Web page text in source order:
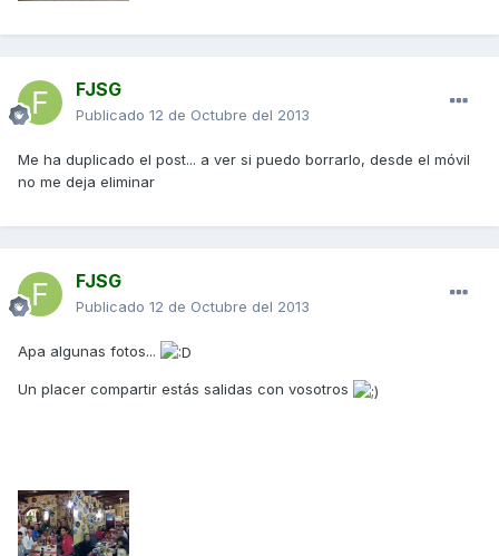
FJSG
Publicado 12 de Octubre del 2013
Me ha duplicado el post... a ver si puedo borrarlo, desde el móvil
no me deja eliminar
FJSG
Publicado 12 de Octubre del 2013
Apa algunas fotos...
Un placer compartir estás salidas con vosotros